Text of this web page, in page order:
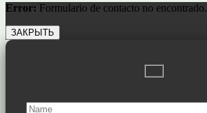
Error: Formulario de contacto no encontrado.
ЗАКРЫТЬ